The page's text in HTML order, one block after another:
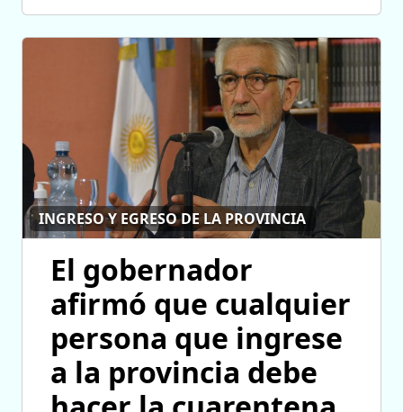
INGRESO Y EGRESO DE LA PROVINCIA
El gobernador
afirmó que cualquier
persona que ingrese
a la provincia debe